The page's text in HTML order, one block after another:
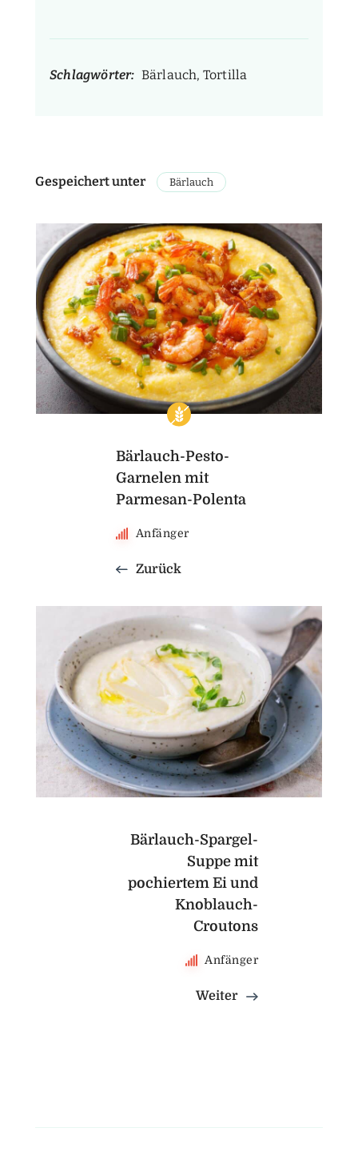
Schlagwörter: Bärlauch, Tortilla
Gespeichert unter Bärlauch
Bärlauch-Pesto-
Garnelen mit
Parmesan-Polenta
Anfänger
Zurück
Bärlauch-Spargel-
Suppe mit
pochiertem Ei und
Knoblauch-
Croutons
Anfänger
Weiter